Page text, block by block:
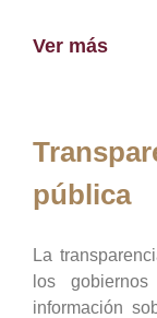
Ver más
pública
La
los
información